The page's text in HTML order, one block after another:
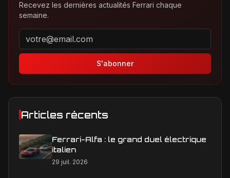
Recevez les dernières actualités Ferrari chaque
semaine.
Adresse email pour la newsletter
S'abonner
Articles récents
Ferrari-Alfa : le grand duel électrique
italien
29 juil. 2026